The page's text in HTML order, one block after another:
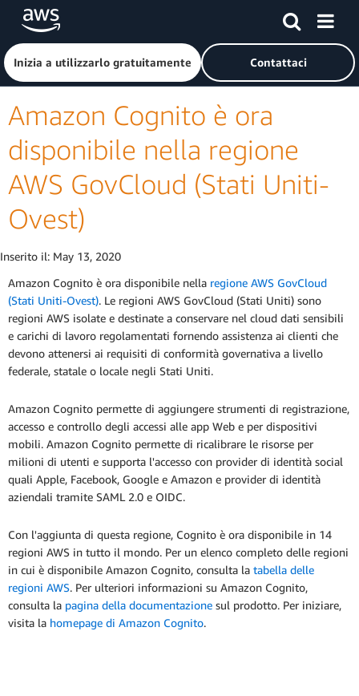
Passa al contenuto principale
Fai clic qui per tornare alla home page di Amazon Web
Inizia a utilizzarlo gratuitamente Contattaci
Amazon Cognito è ora
disponibile nella regione
AWS GovCloud (Stati Uniti-
Ovest)
Inserito il: May 13, 2020
Amazon Cognito è ora disponibile nella regione AWS GovCloud
(Stati Uniti-Ovest). Le regioni AWS GovCloud (Stati Uniti) sono
regioni AWS isolate e destinate a conservare nel cloud dati sensibili
e carichi di lavoro regolamentati fornendo assistenza ai clienti che
devono attenersi ai requisiti di conformità governativa a livello
federale, statale o locale negli Stati Uniti.
Amazon Cognito permette di aggiungere strumenti di registrazione,
accesso e controllo degli accessi alle app Web e per dispositivi
mobili. Amazon Cognito permette di ricalibrare le risorse per
milioni di utenti e supporta l'accesso con provider di identità social
quali Apple, Facebook, Google e Amazon e provider di identità
aziendali tramite SAML 2.0 e OIDC.
Con l'aggiunta di questa regione, Cognito è ora disponibile in 14
regioni AWS in tutto il mondo. Per un elenco completo delle regioni
in cui è disponibile Amazon Cognito, consulta la tabella delle
regioni AWS. Per ulteriori informazioni su Amazon Cognito,
consulta la pagina della documentazione sul prodotto. Per iniziare,
visita la homepage di Amazon Cognito.